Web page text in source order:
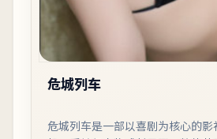
危城列车
危城列车是一部以喜剧为核心的